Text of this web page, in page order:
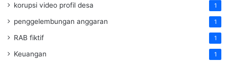
korupsi video profil desa 1
penggelembungan anggaran 1
RAB fiktif 1
Keuangan 1